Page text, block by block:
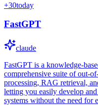
+30today
FastGPT
claude
FastGPT is a knowledge-
comprehensive suite of out-
processing, RAG retrieval,
letting you easily develop
systems without the need for